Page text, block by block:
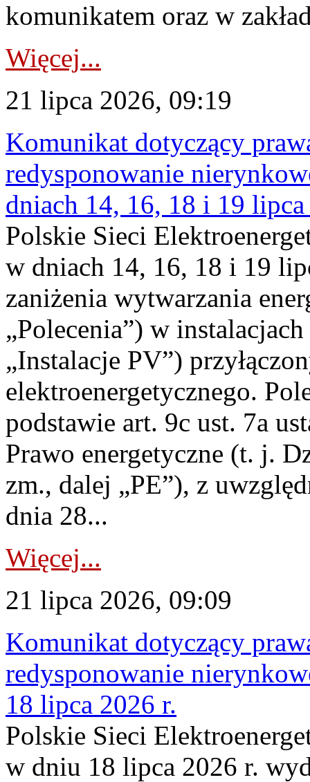
komunikatem oraz w
Więcej...
21 lipca 2026, 09:19
Komunikat dotyczący
redysponowanie
dniach 14, 16, 18 i 19
Polskie Sieci
w dniach 14, 16, 18 i 19
zaniżenia wytwarzania
„Polecenia”) w
„Instalacje PV”)
elektroenergetycznego.
podstawie art. 9c ust. 7a
Prawo energetyczne (t. j.
zm., dalej „PE”), z
dnia 28...
Więcej...
21 lipca 2026, 09:09
Komunikat dotyczący
redysponowanie
18 lipca 2026 r.
Polskie Sieci
w dniu 18 lipca 2026 r.